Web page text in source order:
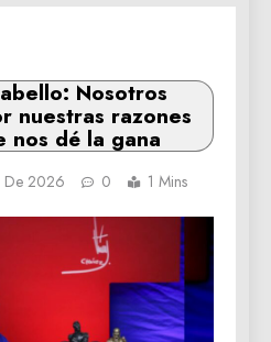
Nosotros
nuestras razones
nos dé la gana
De 2026 0 1 Mins